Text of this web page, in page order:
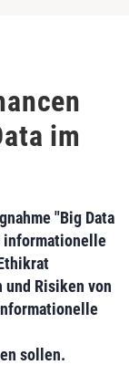
im
"Big Data
informationelle
und Risiken von
sollen.